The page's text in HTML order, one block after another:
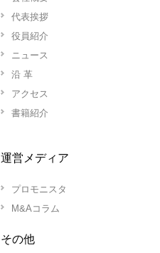
代表挨拶
役員紹介
ニュース
沿 革
アクセス
書籍紹介
運営メディア
プロモニスタ
M&Aコラム
その他